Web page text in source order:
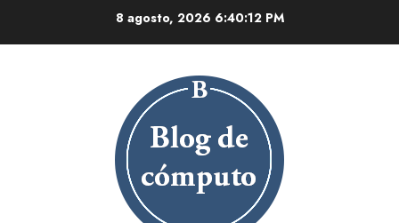
8 agosto, 2026 6:40:12 PM